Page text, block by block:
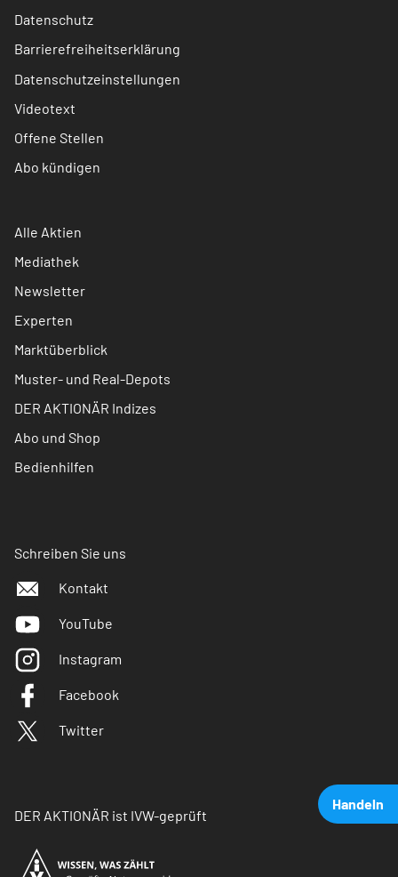
Handeln
Datenschutz
Barrierefreiheitserklärung
Datenschutzeinstellungen
Videotext
Offene Stellen
Abo kündigen
Alle Aktien
Mediathek
Newsletter
Experten
Marktüberblick
Muster- und Real-Depots
DER AKTIONÄR Indizes
Abo und Shop
Bedienhilfen
Schreiben Sie uns
Kontakt
YouTube
Instagram
Facebook
Twitter
DER AKTIONÄR ist IVW-geprüft